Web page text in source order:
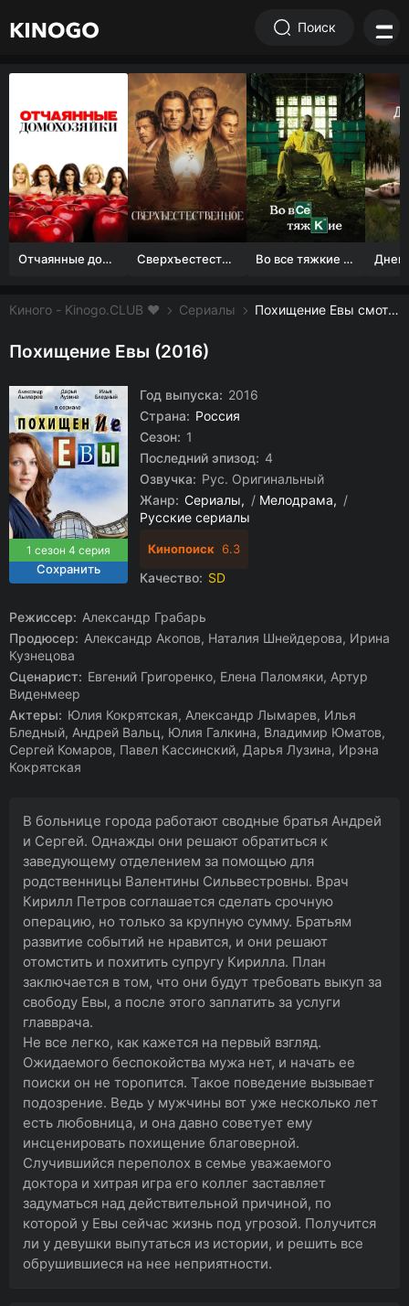
Поиск
Отчаянные домохозяйки (1 сезон) Сверхъестественное Во все тяжкие 1-5 сезон
Киного - Kinogo.CLUB ❤️ Сериалы Похищение Евы смотреть онлайн бесплатно
Похищение Евы (2016)
1 сезон 4 серия
Год выпуска: 2016
Страна: Россия
Сезон: 1
Последний эпизод: 4
Озвучка: Рус. Оригинальный
Жанр: Сериалы / Мелодрама
/
Русские сериалы
Кинопоиск 6.3
Качество: SD
Режиссер: Александр Грабарь
Продюсер: Александр Акопов, Наталия Шнейдерова, Ирина
Кузнецова
Сценарист: Евгений Григоренко, Елена Паломяки, Артур
Виденмеер
Актеры: Юлия Кокрятская, Александр Лымарев, Илья
Бледный, Андрей Вальц, Юлия Галкина, Владимир Юматов,
Сергей Комаров, Павел Кассинский, Дарья Лузина, Ирэна
Кокрятская
В больнице города работают сводные братья Андрей
и Сергей. Однажды они решают обратиться к
заведующему отделением за помощью для
родственницы Валентины Сильвестровны. Врач
Кирилл Петров соглашается сделать срочную
операцию, но только за крупную сумму. Братьям
развитие событий не нравится, и они решают
отомстить и похитить супругу Кирилла. План
заключается в том, что они будут требовать выкуп за
свободу Евы, а после этого заплатить за услуги
главврача.
Не все легко, как кажется на первый взгляд.
Ожидаемого беспокойства мужа нет, и начать ее
поиски он не торопится. Такое поведение вызывает
подозрение. Ведь у мужчины вот уже несколько лет
есть любовница, и она давно советует ему
инсценировать похищение благоверной.
Случившийся переполох в семье уважаемого
доктора и хитрая игра его коллег заставляет
задуматься над действительной причиной, по
которой у Евы сейчас жизнь под угрозой. Получится
ли у девушки выпутаться из истории, и решить все
обрушившиеся на нее неприятности.